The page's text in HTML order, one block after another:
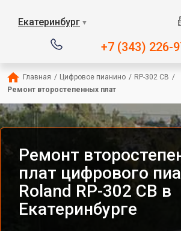
Екатеринбург ▼
+7 (343) 226-
Главная / Цифровое пианино / RP-302 CB /
Ремонт второстепенных плат
Ремонт
плат цифрового
Roland RP-302 CB в
Екатеринбурге